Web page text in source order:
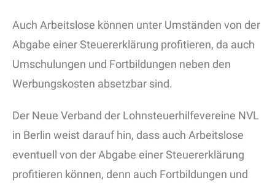
Auch Arbeitslose können unter Umständen von der
Abgabe einer Steuererklärung profitieren, da auch
Umschulungen und Fortbildungen neben den
Werbungskosten absetzbar sind.
Der Neue Verband der Lohnsteuerhilfevereine NVL
in Berlin weist darauf hin, dass auch Arbeitslose
eventuell von der Abgabe einer Steuererklärung
profitieren können, denn auch Fortbildungen und